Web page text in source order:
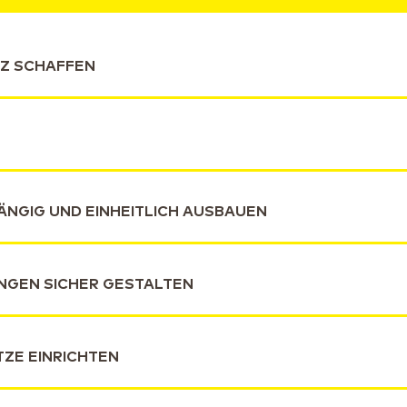
SCHAFFEN
UND EINHEITLICH AUSBAUEN
SICHER GESTALTEN
EINRICHTEN